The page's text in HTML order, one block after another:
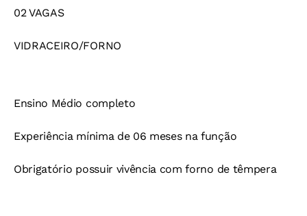
02 VAGAS
VIDRACEIRO/FORNO
Ensino Médio completo
Experiência mínima de 06 meses na função
Obrigatório possuir vivência com forno de têmpera